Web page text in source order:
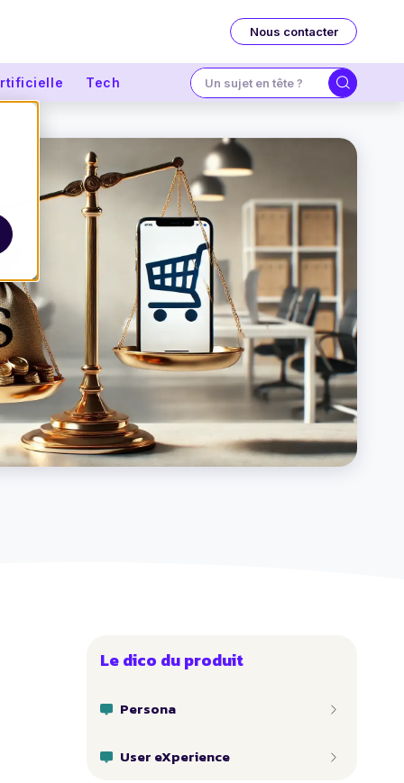
Nous contacter
Tech
Le dico du produit
Persona
User eXperience